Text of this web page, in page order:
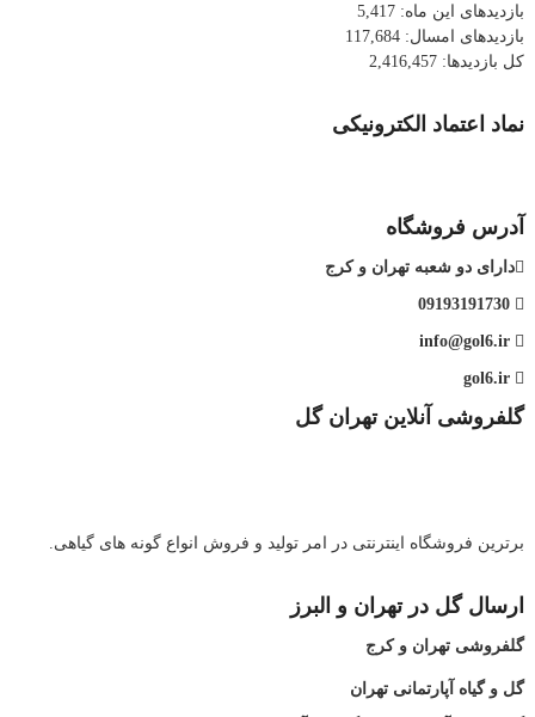
بازدیدهای این ماه: 5,417
بازدیدهای امسال: 117,684
کل بازدیدها: 2,416,457
نماد اعتماد الکترونیکی
آدرس فروشگاه
دارای دو شعبه تهران و کرج
گلفروشی آنلاین تهران گل
برترین فروشگاه اینترنتی در امر تولید و فروش انواع گونه های گیاهی.
ارسال گل در تهران و البرز
گلفروشی تهران و کرج
گل و گیاه آپارتمانی تهران